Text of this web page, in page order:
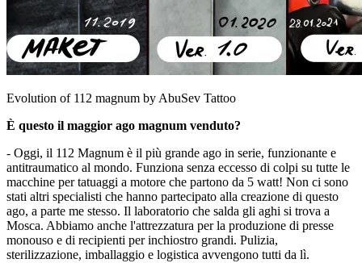
Evolution of 112 magnum by AbuSev Tattoo
È questo il maggior ago magnum venduto?
- Oggi, il 112 Magnum è il più grande ago in serie, funzionante e
antitraumatico al mondo. Funziona senza eccesso di colpi su tutte le
macchine per tatuaggi a motore che partono da 5 watt! Non ci sono
stati altri specialisti che hanno partecipato alla creazione di questo
ago, a parte me stesso. Il laboratorio che salda gli aghi si trova a
Mosca. Abbiamo anche l'attrezzatura per la produzione di presse
monouso e di recipienti per inchiostro grandi. Pulizia,
sterilizzazione, imballaggio e logistica avvengono tutti da lì.